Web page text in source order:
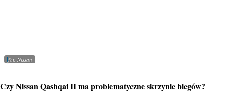
fot. Nissan
Czy Nissan Qashqai II ma problematyczne skrzynie biegów?